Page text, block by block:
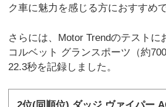
ク車に魅力を感じる方におすすめで
さらには、Motor Trendのテストに
コルベット グランスポーツ（約
22.3秒を記録しました。
2位(同順位) ダッジ ヴァイパー